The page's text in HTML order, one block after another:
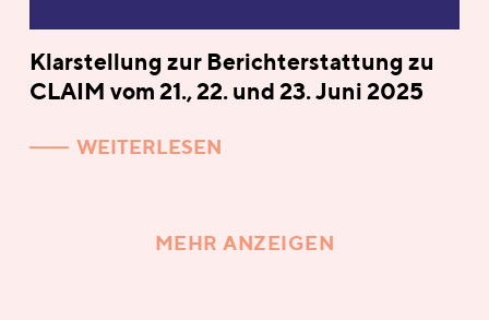
Klarstellung zur Berichterstattung zu
CLAIM vom 21., 22. und 23. Juni 2025
WEITERLESEN
MEHR ANZEIGEN